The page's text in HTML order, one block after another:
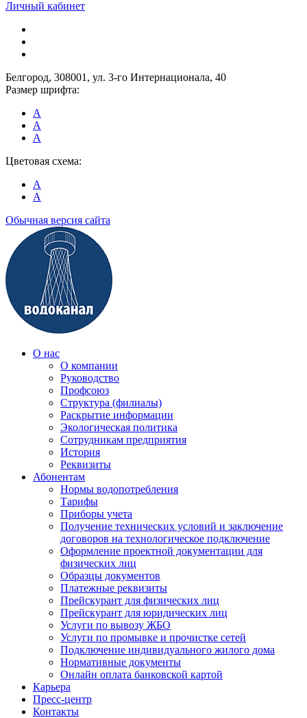
Личный кабинет
Белгород, 308001, ул. 3-го Интернационала, 40
Размер шрифта:
A
A
A
Цветовая схема:
A
A
Обычная версия сайта
О нас
О компании
Руководство
Профсоюз
Структура (филиалы)
Раскрытие информации
Экологическая политика
Сотрудникам предприятия
История
Реквизиты
Абонентам
Нормы водопотребления
Тарифы
Приборы учета
Получение технических условий и заключение
договоров на технологическое подключение
Оформление проектной документации для
физических лиц
Образцы документов
Платежные реквизиты
Прейскурант для физических лиц
Прейскурант для юридических лиц
Услуги по вывозу ЖБО
Услуги по промывке и прочистке сетей
Подключение индивидуального жилого дома
Нормативные документы
Онлайн оплата банковской картой
Карьера
Пресс-центр
Контакты